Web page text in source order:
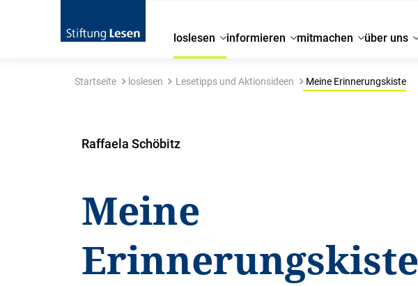
loslesen informieren mitmachen über uns
Startseite loslesen Lesetipps und Aktionsideen Meine Erinnerungskiste
Raffaela Schöbitz
Meine
Erinnerungskiste